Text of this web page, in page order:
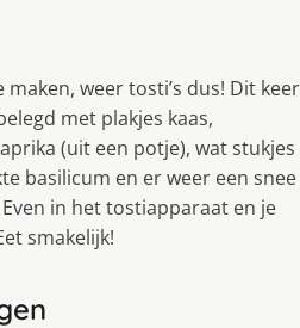
weer tosti’s dus! Dit keer
met plakjes kaas,
(uit een potje), wat stukjes
basilicum en er weer een snee
in het tostiapparaat en je
smakelijk!